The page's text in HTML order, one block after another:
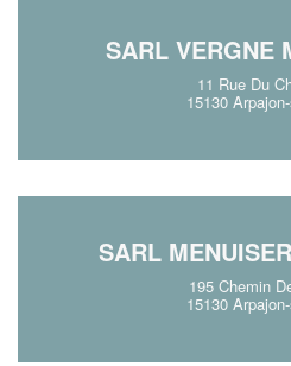
SARL VERGNE
11 Rue Du
15130
SARL
195 Chemin
15130